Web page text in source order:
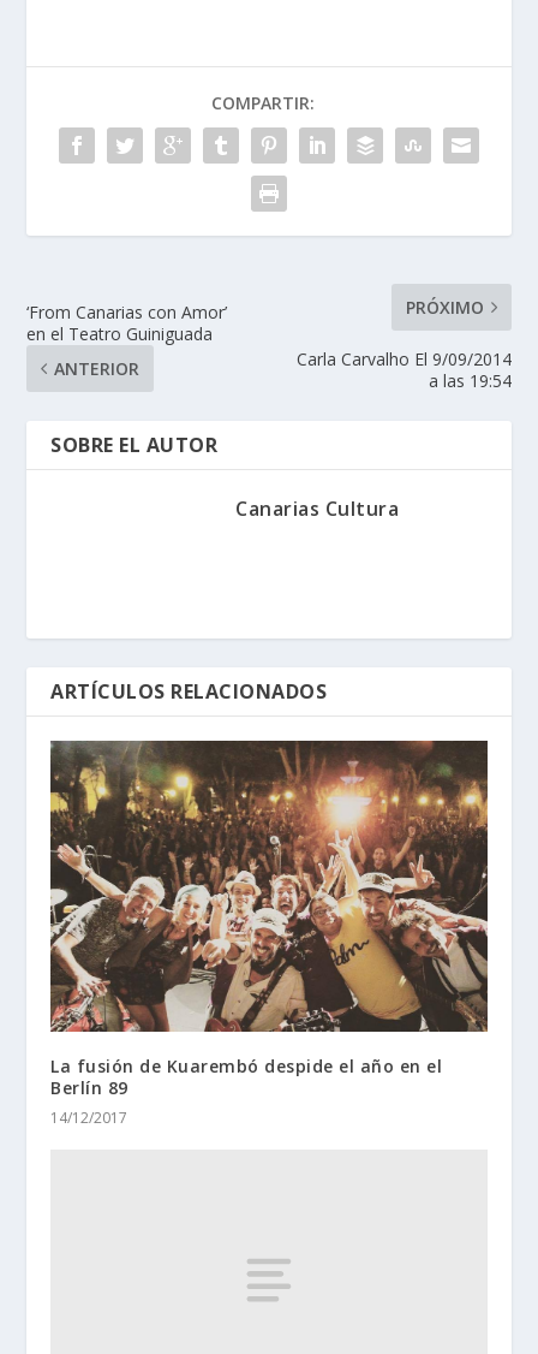
COMPARTIR:
‘From Canarias con Amor’
en el Teatro Guiniguada
ANTERIOR
PRÓXIMO
Carla Carvalho El 9/09/2014
a las 19:54
SOBRE EL AUTOR
Canarias Cultura
ARTÍCULOS RELACIONADOS
La fusión de Kuarembó despide el año en el
Berlín 89
14/12/2017